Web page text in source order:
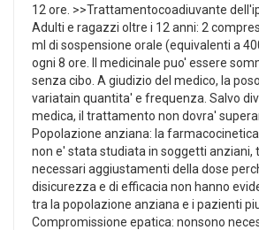
12 ore. >>Trattamentocoadiuvante
Adulti e ragazzi oltre i 12 anni: 2
ml di sospensione orale (equivalenti a
ogni 8 ore. Il medicinale puo' essere
senza cibo. A giudizio del medico, la
variatain quantita' e frequenza. Salvo
medica, il trattamento non dovra'
Popolazione anziana: la
non e' stata studiata in soggetti anziani,
necessari aggiustamenti della dose
disicurezza e di efficacia non hanno
tra la popolazione anziana e i pazienti
Compromissione epatica: nonsono